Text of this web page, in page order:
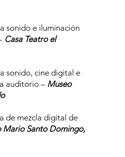
sonido e iluminación
Casa Teatro el
sonido, cine digital e
auditorio – Museo
de mezcla digital de
Mario Santo Domingo,